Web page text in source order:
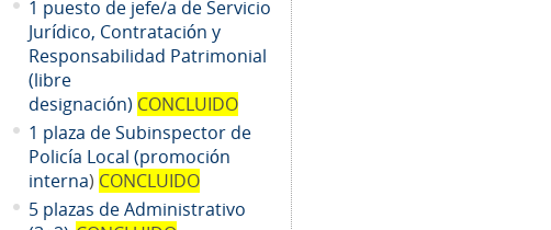
1 puesto de jefe/a de Servicio
Jurídico, Contratación y
Responsabilidad Patrimonial
(libre
designación) CONCLUIDO
1 plaza de Subinspector de
Policía Local (promoción
interna) CONCLUIDO
5 plazas de Administrativo